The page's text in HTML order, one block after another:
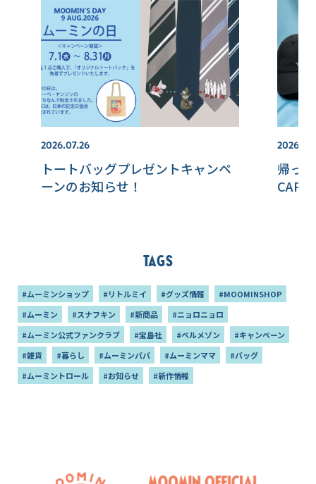
2026.07.26
トートバッグプレゼントキャンペ
ーンのお知らせ！
帰っ
CAP♪
Tags
#ムーミンショップ #リトルミイ #グッズ情報
#MOOMINSHOP
#ムーミン
#スナフキン #新商品
#ニョロニョロ
#ムーミン公式ファンクラブ
#宝島社 #ベルメゾン
#キャンペーン
#雑貨
#暮らし #ムーミンパパ #ムーミンママ
#バッグ
#ムーミントロール
#お知らせ #新作情報